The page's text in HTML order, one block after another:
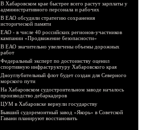
В Хабаровском крае быстрее всего растут зарплаты у
административного персонала и рабочих
В ЕАО обсудили стратегию сохранения
исторической памяти
ЕАО - в числе 40 российских регионов-участников
кампании «Продвижение безопасности»
В ЕАО значительно увеличены объемы дорожных
работ
Федеральный эксперт по достоинству оценил
спортивную инфраструктуру Хабаровского края
Дноуглубительный флот будет создан для Северного
морского пути
На Хабаровском судостроительном заводе началось
производство дебаркадеров
ЦУМ в Хабаровске вернули государству
Бывший судоремонтный завод «Якорь» в Советской
Гавани планируют восстановить